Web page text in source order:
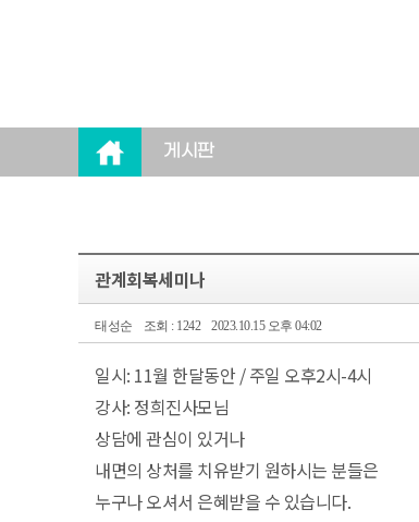
게시판
관계회복세미나
태성순 조회 : 1242 2023.10.15 오후 04:02
일시: 11월 한달동안 / 주일 오후2시-4시
강사: 정희진사모님
상담에 관심이 있거나
내면의 상처를 치유받기 원하시는 분들은
누구나 오셔서 은혜받을 수 있습니다.